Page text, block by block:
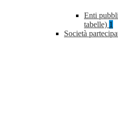
Enti
tabelle) 1
Società